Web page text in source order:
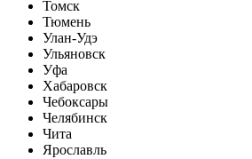
Томск
Тюмень
Улан-Удэ
Ульяновск
Уфа
Хабаровск
Чебоксары
Челябинск
Чита
Ярославль